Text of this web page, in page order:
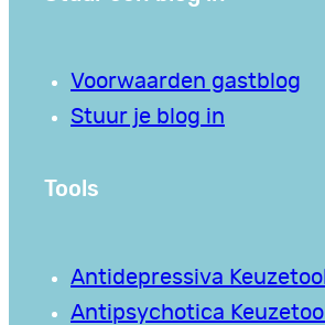
Voorwaarden gastblog
Stuur je blog in
Tools
Antidepressiva Keuzetool
Antipsychotica Keuzetool